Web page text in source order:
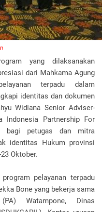
yang dilaksanakan
dari Mahkama Agung
terpadu dalam
identitas dan dokumen
Widiana Senior Adviser-
Indonesia Partnership For
bagi petugas dan mitra
identitas Hukum provinsi
Oktober.
pelayanan terpadu
Bone yang bekerja sama
Watampone, Dinas